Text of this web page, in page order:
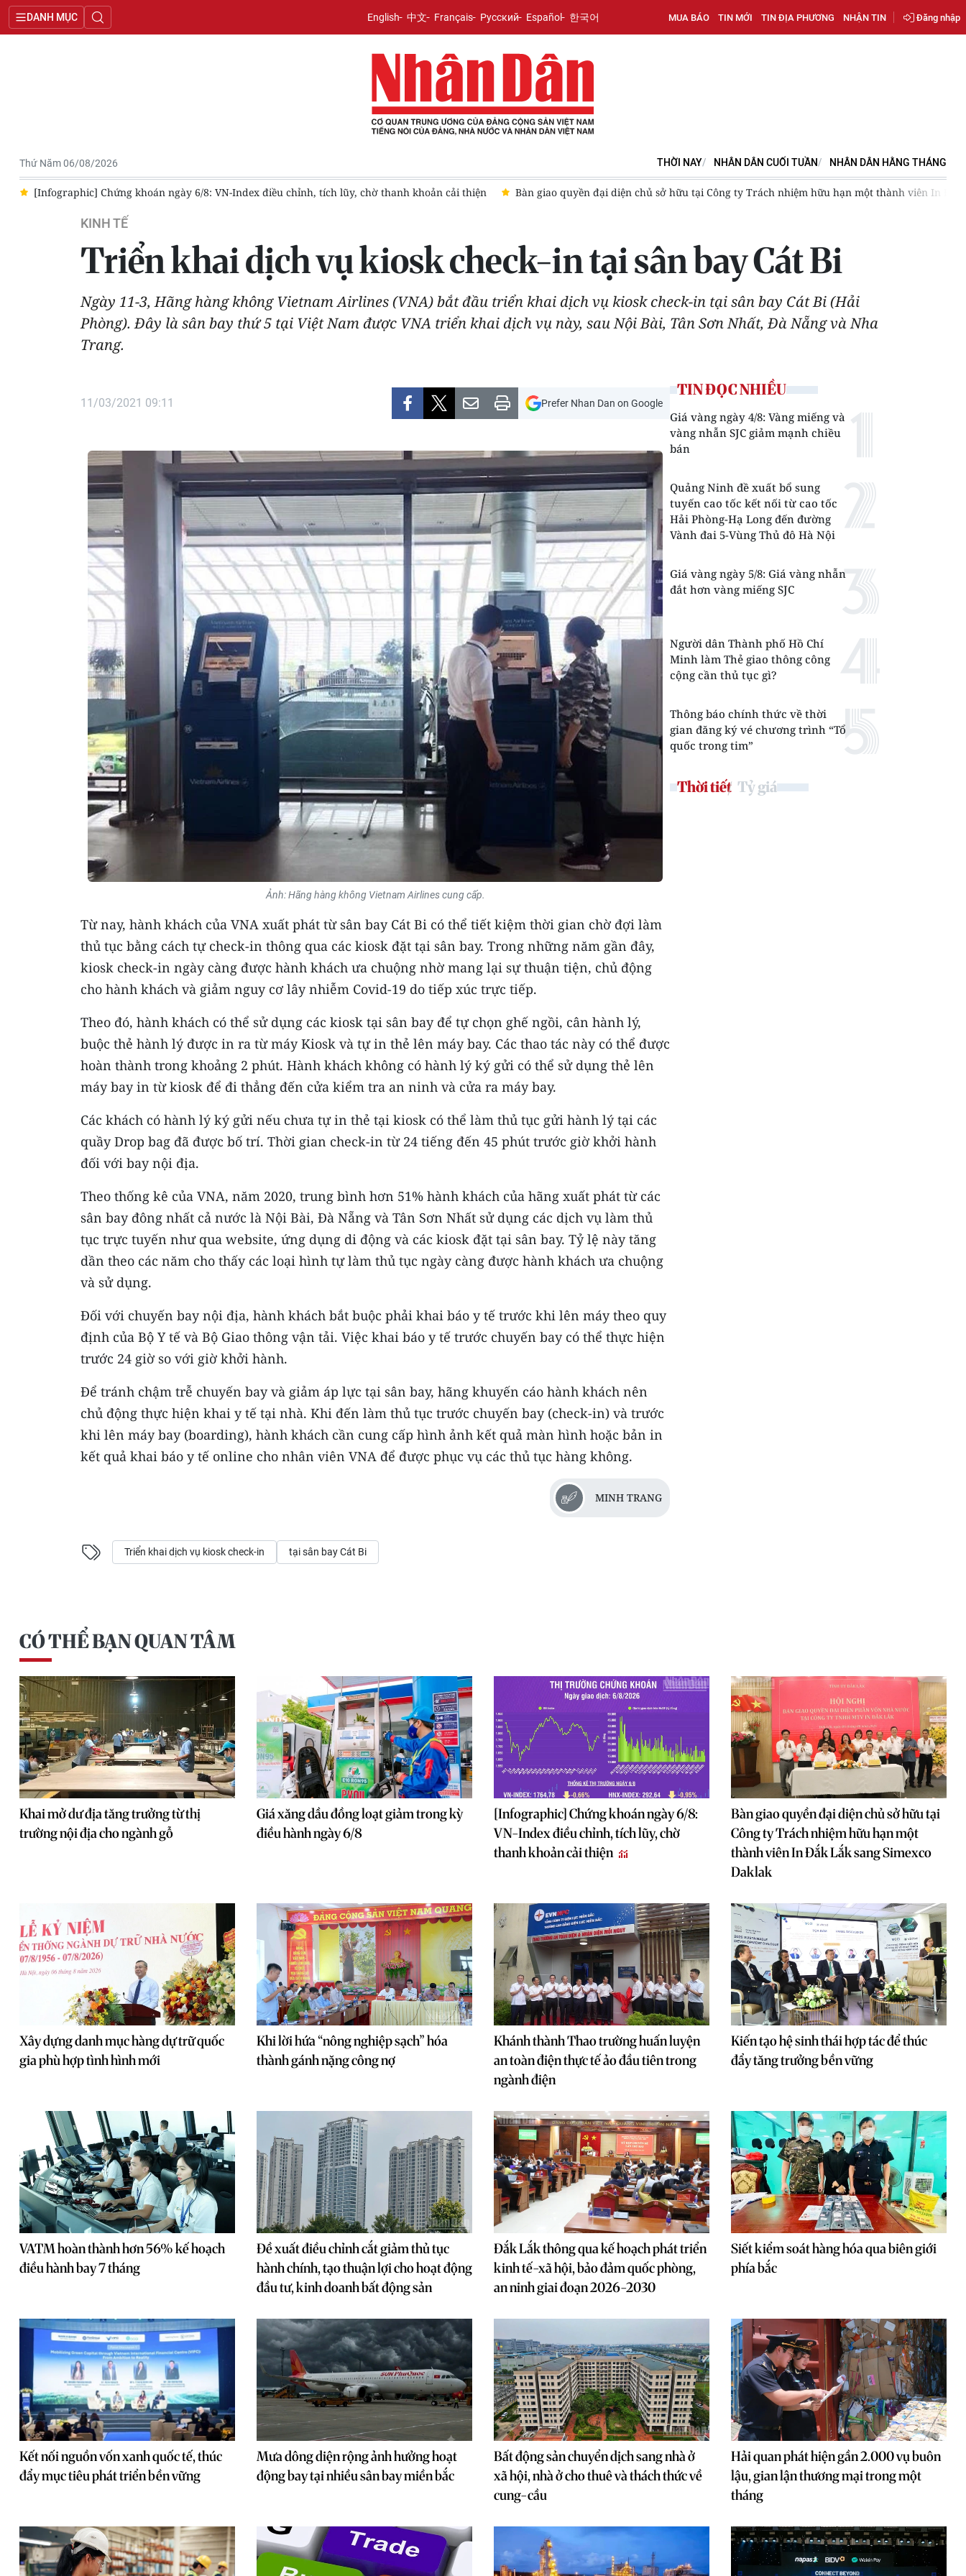
DANH MỤC English 中文 Français Русский Español 한국어 MUA BÁO TIN MỚI TIN ĐỊA PHƯƠNG NHẬN TIN Đăng nhập
Thứ Năm 06/08/2026 THỜI NAY NHÂN DÂN CUỐI TUẦN NHÂN DÂN HẰNG THÁNG
Bàn giao quyền đại diện chủ sở hữu tại Công ty Trách nhiệm hữu hạn một thành viên In Đắk Lắk sang Simexco Daklak Xây dựng danh mục hàng dự trữ quốc gia phù hợp tình hình mới
KINH TẾ
Triển khai dịch vụ kiosk check-in tại sân bay Cát Bi
Ngày 11-3, Hãng hàng không Vietnam Airlines (VNA) bắt đầu triển khai dịch vụ kiosk check-in tại sân bay Cát Bi (Hải
Phòng). Đây là sân bay thứ 5 tại Việt Nam được VNA triển khai dịch vụ này, sau Nội Bài, Tân Sơn Nhất, Đà Nẵng và Nha
Trang.
11/03/2021 09:11 Prefer Nhan Dan on Google
Ảnh: Hãng hàng không Vietnam Airlines cung cấp.
Từ nay, hành khách của VNA xuất phát từ sân bay Cát Bi có thể tiết kiệm thời gian chờ đợi làm
thủ tục bằng cách tự check-in thông qua các kiosk đặt tại sân bay. Trong những năm gần đây,
kiosk check-in ngày càng được hành khách ưa chuộng nhờ mang lại sự thuận tiện, chủ động
cho hành khách và giảm nguy cơ lây nhiễm Covid-19 do tiếp xúc trực tiếp.
Theo đó, hành khách có thể sử dụng các kiosk tại sân bay để tự chọn ghế ngồi, cân hành lý,
buộc thẻ hành lý được in ra từ máy Kiosk và tự in thẻ lên máy bay. Các thao tác này có thể được
hoàn thành trong khoảng 2 phút. Hành khách không có hành lý ký gửi có thể sử dụng thẻ lên
máy bay in từ kiosk để đi thẳng đến cửa kiểm tra an ninh và cửa ra máy bay.
Các khách có hành lý ký gửi nếu chưa tự in thẻ tại kiosk có thể làm thủ tục gửi hành lý tại các
quầy Drop bag đã được bố trí. Thời gian check-in từ 24 tiếng đến 45 phút trước giờ khởi hành
đối với bay nội địa.
Theo thống kê của VNA, năm 2020, trung bình hơn 51% hành khách của hãng xuất phát từ các
sân bay đông nhất cả nước là Nội Bài, Đà Nẵng và Tân Sơn Nhất sử dụng các dịch vụ làm thủ
tục trực tuyến như qua website, ứng dụng di động và các kiosk đặt tại sân bay. Tỷ lệ này tăng
dần theo các năm cho thấy các loại hình tự làm thủ tục ngày càng được hành khách ưa chuộng
và sử dụng.
Đối với chuyến bay nội địa, hành khách bắt buộc phải khai báo y tế trước khi lên máy theo quy
định của Bộ Y tế và Bộ Giao thông vận tải. Việc khai báo y tế trước chuyến bay có thể thực hiện
trước 24 giờ so với giờ khởi hành.
Để tránh chậm trễ chuyến bay và giảm áp lực tại sân bay, hãng khuyến cáo hành khách nên
chủ động thực hiện khai y tế tại nhà. Khi đến làm thủ tục trước chuyến bay (check-in) và trước
khi lên máy bay (boarding), hành khách cần cung cấp hình ảnh kết quả màn hình hoặc bản in
kết quả khai báo y tế online cho nhân viên VNA để được phục vụ các thủ tục hàng không.
MINH TRANG
Triển khai dịch vụ kiosk check-in tại sân bay Cát Bi
TIN ĐỌC NHIỀU
Giá vàng ngày 4/8: Vàng miếng và
vàng nhẫn SJC giảm mạnh chiều
bán
Quảng Ninh đề xuất bổ sung
tuyến cao tốc kết nối từ cao tốc
Hải Phòng-Hạ Long đến đường
Vành đai 5-Vùng Thủ đô Hà Nội
Giá vàng ngày 5/8: Giá vàng nhẫn
đắt hơn vàng miếng SJC
Người dân Thành phố Hồ Chí
Minh làm Thẻ giao thông công
cộng cần thủ tục gì?
Thông báo chính thức về thời
gian đăng ký vé chương trình “Tổ
quốc trong tim”
Thời tiết Tỷ giá
CÓ THỂ BẠN QUAN TÂM
Khai mở dư địa tăng trưởng từ thị
trường nội địa cho ngành gỗ
Giá xăng dầu đồng loạt giảm trong kỳ
điều hành ngày 6/8
[Infographic] Chứng khoán ngày 6/8:
VN-Index điều chỉnh, tích lũy, chờ
thanh khoản cải thiện
Bàn giao quyền đại diện chủ sở hữu tại
Công ty Trách nhiệm hữu hạn một
thành viên In Đắk Lắk sang Simexco
Daklak
Xây dựng danh mục hàng dự trữ quốc
gia phù hợp tình hình mới
Khi lời hứa “nông nghiệp sạch” hóa
thành gánh nặng công nợ
Khánh thành Thao trường huấn luyện
an toàn điện thực tế ảo đầu tiên trong
ngành điện
Kiến tạo hệ sinh thái hợp tác để thúc
đẩy tăng trưởng bền vững
VATM hoàn thành hơn 56% kế hoạch
điều hành bay 7 tháng
Đề xuất điều chỉnh cắt giảm thủ tục
hành chính, tạo thuận lợi cho hoạt động
đầu tư, kinh doanh bất động sản
Đắk Lắk thông qua kế hoạch phát triển
kinh tế-xã hội, bảo đảm quốc phòng,
an ninh giai đoạn 2026-2030
Siết kiểm soát hàng hóa qua biên giới
phía bắc
Kết nối nguồn vốn xanh quốc tế, thúc
đẩy mục tiêu phát triển bền vững
Mưa dông diện rộng ảnh hưởng hoạt
động bay tại nhiều sân bay miền bắc
Bất động sản chuyển dịch sang nhà ở
xã hội, nhà ở cho thuê và thách thức về
cung-cầu
Hải quan phát hiện gần 2.000 vụ buôn
lậu, gian lận thương mại trong một
tháng